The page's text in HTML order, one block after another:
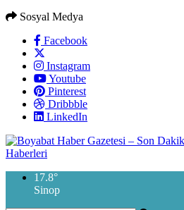
Sosyal Medya
Facebook
Instagram
Youtube
Pinterest
Dribbble
LinkedIn
17.8°
Sinop